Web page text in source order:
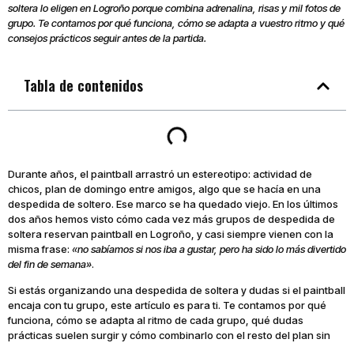
soltera lo eligen en Logroño porque combina adrenalina, risas y mil fotos de
grupo. Te contamos por qué funciona, cómo se adapta a vuestro ritmo y qué
consejos prácticos seguir antes de la partida.
Tabla de contenidos
Durante años, el paintball arrastró un estereotipo: actividad de
chicos, plan de domingo entre amigos, algo que se hacía en una
despedida de soltero. Ese marco se ha quedado viejo. En los últimos
dos años hemos visto cómo cada vez más grupos de despedida de
soltera reservan paintball en Logroño, y casi siempre vienen con la
misma frase: «no sabíamos si nos iba a gustar, pero ha sido lo más divertido
del fin de semana».
Si estás organizando una despedida de soltera y dudas si el paintball
encaja con tu grupo, este artículo es para ti. Te contamos por qué
funciona, cómo se adapta al ritmo de cada grupo, qué dudas
prácticas suelen surgir y cómo combinarlo con el resto del plan sin